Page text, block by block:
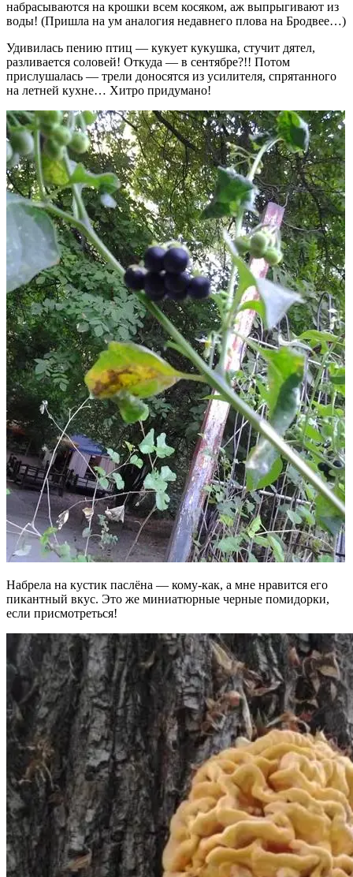
набрасываются на крошки всем косяком, аж выпрыгивают из
воды! (Пришла на ум аналогия недавнего плова на Бродвее…)
Удивилась пению птиц — кукует кукушка, стучит дятел,
разливается соловей! Откуда — в сентябре?!! Потом
прислушалась — трели доносятся из усилителя, спрятанного
на летней кухне… Хитро придумано!
Набрела на кустик паслёна — кому-как, а мне нравится его
пикантный вкус. Это же миниатюрные черные помидорки,
если присмотреться!